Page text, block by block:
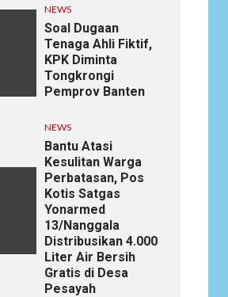
NEWS
Soal Dugaan
Tenaga Ahli Fiktif,
KPK Diminta
Tongkrongi
Pemprov Banten
NEWS
Bantu Atasi
Kesulitan Warga
Perbatasan, Pos
Kotis Satgas
Yonarmed
13/Nanggala
Distribusikan 4.000
Liter Air Bersih
Gratis di Desa
Pesayah